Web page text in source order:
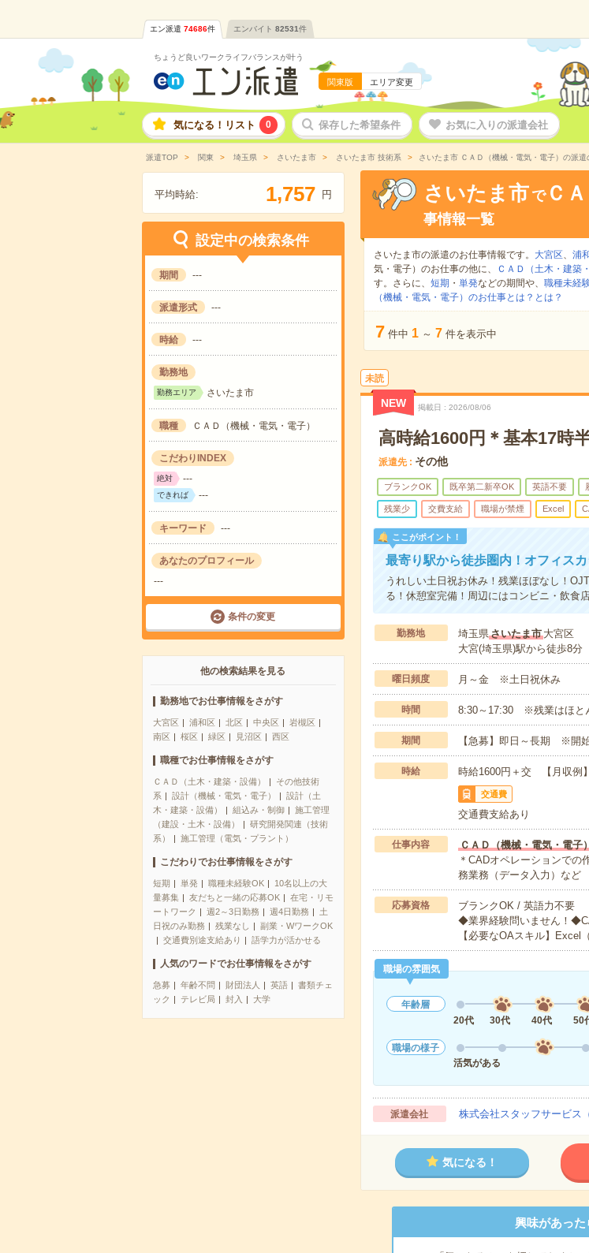
エン派遣 74686件 エンバイト 82531件
ちょうど良いワークライフバランスが叶う
関東版 エリア変更
気になる！リスト 0 保存した希望条件 お気に入りの派遣会社
派遣TOP 関東 埼玉県 さいたま市 さいたま市 技術系 さいたま市 ＣＡＤ（機械・電気・電子）の派遣
平均時給: 1,757 円
設定中の検索条件
期間 ---
派遣形式 ---
時給 ---
勤務地
勤務エリア さいたま市
職種 ＣＡＤ（機械・電気・電子）
こだわりINDEX
絶対 ---
できれば ---
キーワード ---
あなたのプロフィール
---
条件の変更
他の検索結果を見る
勤務地でお仕事情報をさがす
大宮区 浦和区 北区 中央区
岩槻区
南区
桜区 緑区 見沼区 西区
職種でお仕事情報をさがす
ＣＡＤ（土木・建築・設備）
その他技術
系
設計（機械・電気・電子）
設計（土
木・建築・設備）
組込み・制御
施工管理
（建設・土木・設備）
研究開発関連（技術
系）
施工管理（電気・プラント）
こだわりでお仕事情報をさがす
短期 単発 職種未経験OK
10名以上の大
量募集
友だちと一緒の応募OK
在宅・リモ
ートワーク
週2～3日勤務 週4日勤務
土
日祝のみ勤務
残業なし
副業・WワークOK
交通費別途支給あり
語学力が活かせる
人気のワードでお仕事情報をさがす
急募 年齢不問 財団法人 英語
書類チェ
ック
テレビ局 封入 大学
さいたま市 でＣ
事情報一覧
さいたま市の派遣のお仕事情報です。 大宮区、 浦
気・電子）のお仕事の他に、
ＣＡＤ（土木・建築
す。さらに、 短期 ・ 単発などの期間や、 職種未経
（機械・電気・電子）のお仕事とは？とは？
7 件中 1 ～ 7 件を表示中
未読
NEW 掲載日 2026/08/06
高時給1600円＊基本17時
派遣先 その他
ブランクOK 既卒第二新卒OK 英語不要
残業少 交費支給 職場が禁煙 Excel
ここがポイント！
最寄り駅から徒歩圏内！オフィス
うれしい土日祝お休み！残業ほぼなし！
る！休憩室完備！周辺にはコンビニ・飲食
勤務地 埼玉県さいたま市大宮区
大宮(埼玉県)駅から徒歩8分
曜日頻度 月～金 ※土日祝休み
時間 8:30～17:30 ※残業はほと
期間 【急募】即日～長期 ※開
時給 時給1600円＋交 【月収例
交通費
交通費支給あり
仕事内容
ＣＡＤ（機械・電気・電子
＊CADオペレーションでの
務業務（データ入力）な
応募資格
ブランクOK / 英語力不要
◆業界経験問いません！
【必要なOAスキル】
職場の雰囲気
年齢層
20代
30代 40代 50
職場の様子
活気がある
派遣会社 株式会社スタッフサービス
気になる！
興味があっ